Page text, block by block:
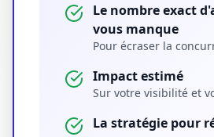
Le nombre exact
vous manque
Pour écraser la
Impact estimé
Sur votre visibilité et
La stratégie pour